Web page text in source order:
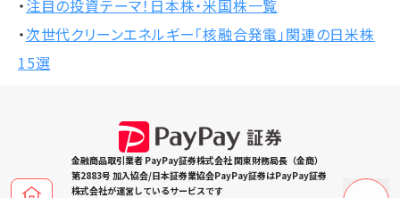
・注目の投資テーマ！日本株・米国株一覧
・次世代クリーンエネルギー「核融合発電」関連の日米株
15選
金融商品取引業者 PayPay証券株式会社 関東財務局長（金商）
第2883号 加入協会/日本証券業協会PayPay証券はPayPay証券
株式会社が運営しているサービスです